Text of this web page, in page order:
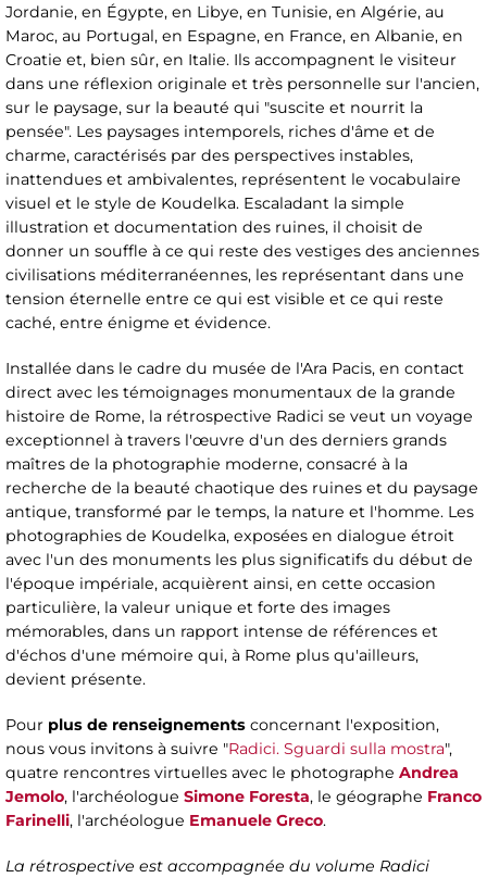
Jordanie, en Égypte, en Libye, en Tunisie, en Algérie, au
Maroc, au Portugal, en Espagne, en France, en Albanie, en
Croatie et, bien sûr, en Italie. Ils accompagnent le visiteur
dans une réflexion originale et très personnelle sur l'ancien,
sur le paysage, sur la beauté qui "suscite et nourrit la
pensée". Les paysages intemporels, riches d'âme et de
charme, caractérisés par des perspectives instables,
inattendues et ambivalentes, représentent le vocabulaire
visuel et le style de Koudelka. Escaladant la simple
illustration et documentation des ruines, il choisit de
donner un souffle à ce qui reste des vestiges des anciennes
civilisations méditerranéennes, les représentant dans une
tension éternelle entre ce qui est visible et ce qui reste
caché, entre énigme et évidence.
Installée dans le cadre du musée de l'Ara Pacis, en contact
direct avec les témoignages monumentaux de la grande
histoire de Rome, la rétrospective Radici se veut un voyage
exceptionnel à travers l'œuvre d'un des derniers grands
maîtres de la photographie moderne, consacré à la
recherche de la beauté chaotique des ruines et du paysage
antique, transformé par le temps, la nature et l'homme. Les
photographies de Koudelka, exposées en dialogue étroit
avec l'un des monuments les plus significatifs du début de
l'époque impériale, acquièrent ainsi, en cette occasion
particulière, la valeur unique et forte des images
mémorables, dans un rapport intense de références et
d'échos d'une mémoire qui, à Rome plus qu'ailleurs,
devient présente.
Pour plus de renseignements concernant l'exposition,
nous vous invitons à suivre "Radici. Sguardi sulla mostra",
quatre rencontres virtuelles avec le photographe Andrea
Jemolo, l'archéologue Simone Foresta, le géographe Franco
Farinelli, l'archéologue Emanuele Greco.
La rétrospective est accompagnée du volume Radici